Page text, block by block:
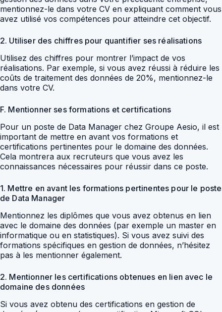
mentionnez-le dans votre CV en expliquant comment vous
avez utilisé vos compétences pour atteindre cet objectif.
2. Utiliser des chiffres pour quantifier ses réalisations
Utilisez des chiffres pour montrer l’impact de vos
réalisations. Par exemple, si vous avez réussi à réduire les
coûts de traitement des données de 20%, mentionnez-le
dans votre CV.
F. Mentionner ses formations et certifications
Pour un poste de Data Manager chez Groupe Aesio, il est
important de mettre en avant vos formations et
certifications pertinentes pour le domaine des données.
Cela montrera aux recruteurs que vous avez les
connaissances nécessaires pour réussir dans ce poste.
1. Mettre en avant les formations pertinentes pour le poste
de Data Manager
Mentionnez les diplômes que vous avez obtenus en lien
avec le domaine des données (par exemple un master en
informatique ou en statistiques). Si vous avez suivi des
formations spécifiques en gestion de données, n’hésitez
pas à les mentionner également.
2. Mentionner les certifications obtenues en lien avec le
domaine des données
Si vous avez obtenu des certifications en gestion de